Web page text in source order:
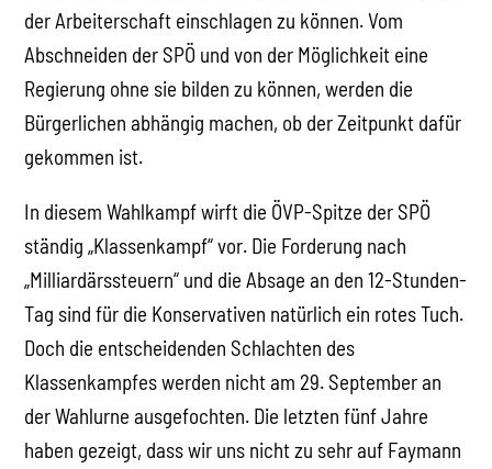
der Arbeiterschaft einschlagen zu können. Vom
Abschneiden der SPÖ und von der Möglichkeit eine
Regierung ohne sie bilden zu können, werden die
Bürgerlichen abhängig machen, ob der Zeitpunkt dafür
gekommen ist.
In diesem Wahlkampf wirft die ÖVP-Spitze der SPÖ
ständig „Klassenkampf“ vor. Die Forderung nach
„Milliardärssteuern“ und die Absage an den 12-Stunden-
Tag sind für die Konservativen natürlich ein rotes Tuch.
Doch die entscheidenden Schlachten des
Klassenkampfes werden nicht am 29. September an
der Wahlurne ausgefochten. Die letzten fünf Jahre
haben gezeigt, dass wir uns nicht zu sehr auf Faymann